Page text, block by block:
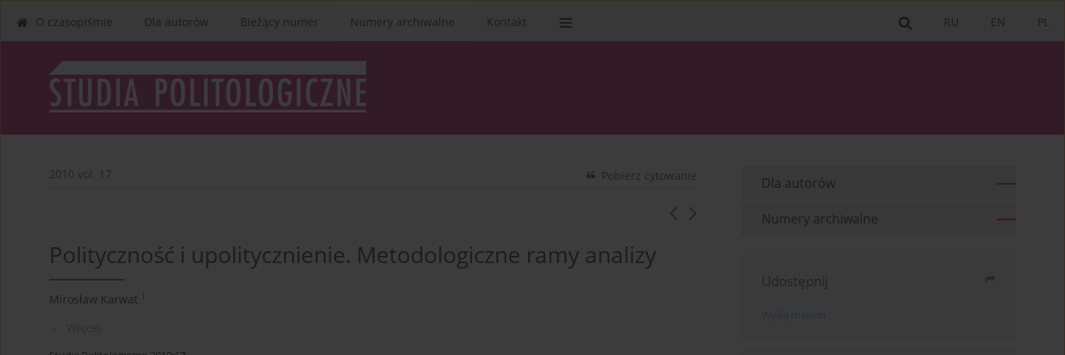
PL
EN
RU
O czasopiśmie Dla autorów Bieżący numer Numery archiwalne Kontakt
2010 vol. 17 Pobierz cytowanie
Polityczność i upolitycznienie. Metodologiczne ramy analizy
Mirosław Karwat 1
Więcej
Dla autorów
Numery archiwalne
Udostępnij